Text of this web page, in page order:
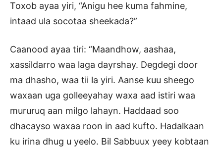
Toxob ayaa yiri, “Anigu hee kuma fahmine,
intaad ula socotaa sheekada?”
Caanood ayaa tiri: “Maandhow, aashaa,
xassildarro waa laga dayrshay. Degdegi door
ma dhasho, waa tii la yiri. Aanse kuu sheego
waxaan uga golleeyahay waxa aad istiri waa
mururuq aan milgo lahayn. Haddaad soo
dhacayso waxaa roon in aad kufto. Hadalkaan
ku irina dhug u yeelo. Bil Sabbuux yeey kobtaan